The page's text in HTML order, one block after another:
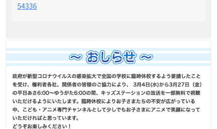
54336